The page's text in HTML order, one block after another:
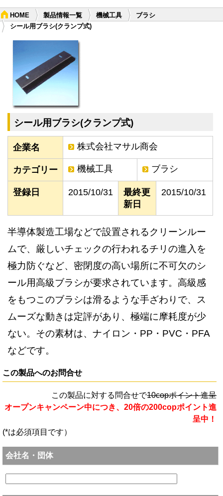
HOME 製品情報一覧 機械工具
ブラシ
シール用ブラシ(クランプ式)
シール用ブラシ(クランプ式)
企業名 株式会社マサル商会
カテゴリー 機械工具 ブラシ
登録日 2015/10/31
最終更
新日
2015/10/31
半導体製造工場などで設置されるクリーンルー
ムで、厳しいチェックの行われるチリの進入を
極力防ぐなど、密閉度の高い場所に不可欠のシ
ール用高級ブラシが要求されています。高級感
をもつこのブラシは滑るような手ざわりで、ス
ムーズな動きは定評があり、極端に摩耗度が少
ない。その素材は、ナイロン・PP・PVC・PFA
などです。
この製品へのお問合せ
この製品に対する問合せで10copポイント進呈
オープンキャンペーン中につき、20倍の200copポイント進
呈中！
(*は必須項目です）
会社名・団体